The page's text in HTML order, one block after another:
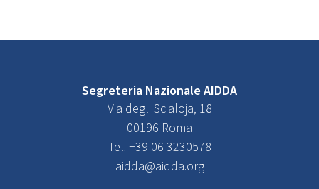
Segreteria Nazionale AIDDA
Via degli Scialoja, 18
00196 Roma
Tel. +39 06 3230578
aidda@aidda.org